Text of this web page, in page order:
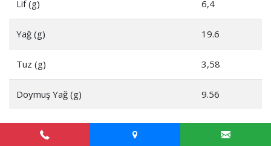
Lif (g) 6,4
Yağ (g) 19.6
Tuz (g) 3,58
Doymuş Yağ (g) 9.56